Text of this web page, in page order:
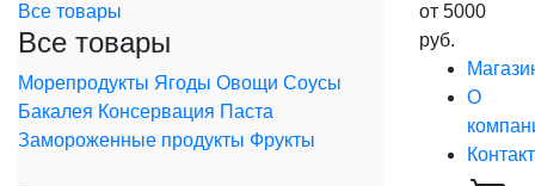
Все товары
Все товары
Морепродукты Ягоды Овощи Соусы
Бакалея Консервация Паста
Замороженные продукты Фрукты
от 5000
руб.
О